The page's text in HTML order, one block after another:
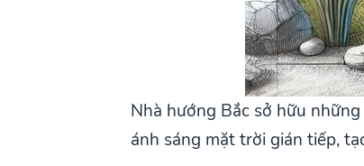
Nhà hướng Bắc sở hữu
ánh sáng mặt trời gián tiếp,